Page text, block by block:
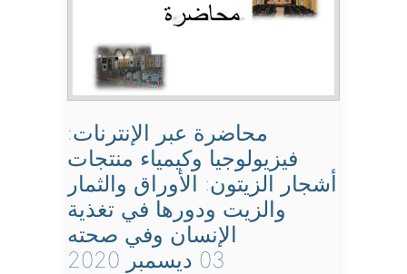
محاضرة عبر الإنترنات:
فيزيولوجيا وكيمياء منتجات
أشجار الزيتون: الأوراق والثمار
والزيت ودورها في تغذية
الإنسان وفي صحته
03 ديسمبر 2020